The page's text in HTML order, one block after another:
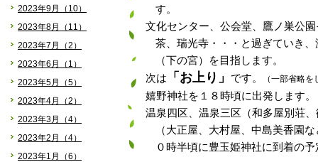
2023年9月（10）
2023年8月（11）
2023年7月（2）
2023年6月（1）
2023年5月（5）
2023年4月（2）
2023年3月（4）
2023年2月（4）
2023年1月（6）
す。
文化センター、公会堂、鷹ノ巣公
茶、瑞光寺・・・と過ぎていき
（下の宮）を目指します。
次は
「お上り」 です。 （一部省略
嬉野神社を１８時頃に出発します。
温泉四区、温泉三区（和多屋別荘
（大正屋、大村屋、中島美香園
０時半頃に豊玉姫神社に到着の